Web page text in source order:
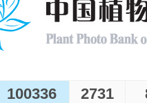
100336 2731